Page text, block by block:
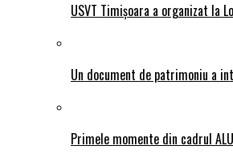
USVT Timișoara a organizat la
Un document de patrimoniu a
Primele momente din cadrul